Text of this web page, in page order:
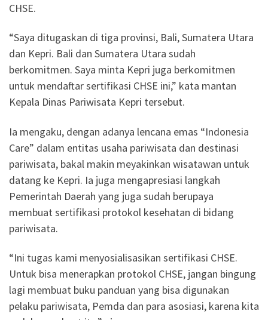
CHSE.
“Saya ditugaskan di tiga provinsi, Bali, Sumatera Utara
dan Kepri. Bali dan Sumatera Utara sudah
berkomitmen. Saya minta Kepri juga berkomitmen
untuk mendaftar sertifikasi CHSE ini,” kata mantan
Kepala Dinas Pariwisata Kepri tersebut.
Ia mengaku, dengan adanya lencana emas “Indonesia
Care” dalam entitas usaha pariwisata dan destinasi
pariwisata, bakal makin meyakinkan wisatawan untuk
datang ke Kepri. Ia juga mengapresiasi langkah
Pemerintah Daerah yang juga sudah berupaya
membuat sertifikasi protokol kesehatan di bidang
pariwisata.
“Ini tugas kami menyosialisasikan sertifikasi CHSE.
Untuk bisa menerapkan protokol CHSE, jangan bingung
lagi membuat buku panduan yang bisa digunakan
pelaku pariwisata, Pemda dan para asosiasi, karena kita